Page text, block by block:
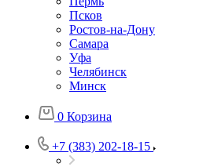
Псков
Ростов-на-Дону
Самара
Уфа
Челябинск
Минск
0 Корзина
+7 (383) 202-18-15